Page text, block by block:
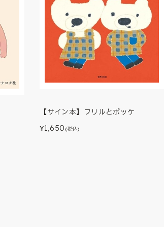
【サイン本】フリルとポッケ
¥1,650 (税込)